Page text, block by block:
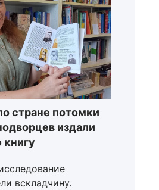
стране потомки
издали
вскладчину.